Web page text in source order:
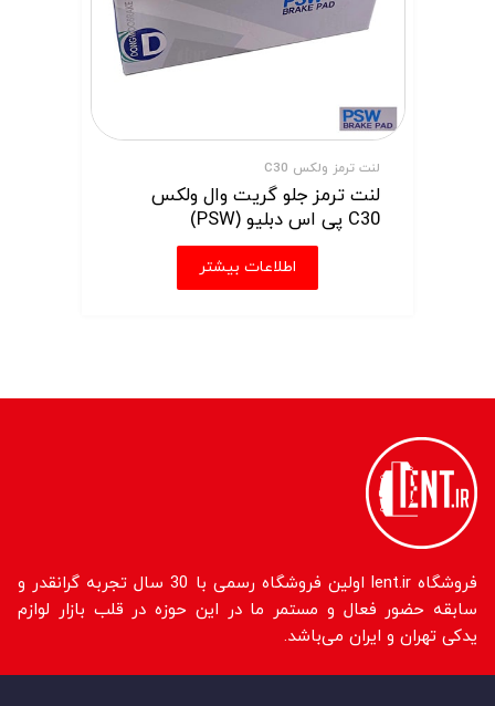
لنت ترمز ولکس C30
لنت ترمز جلو گریت وال ولکس
C30 پی اس دبلیو (PSW)
اطلاعات بیشتر
فروشگاه lent.ir اولین فروشگاه رسمی با 30 سال تجربه گرانقدر و
سابقه حضور فعال و مستمر ما در این حوزه در قلب بازار لوازم
یدکی تهران و ایران می‌باشد.